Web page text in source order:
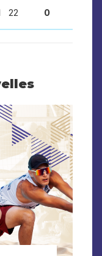
22 0